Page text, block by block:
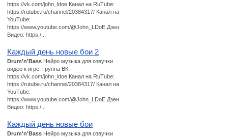
https://vk.com/john_ldoe Канал на RuTube:
https://rutube.ru/channel/20384317/ Канал на
YouTube:
https://www.youtube.com/@John_LDoE Дзен
Видео: https:/...
Каждый день новые бои 2
Drum'n'Bass Нейро музыка для озвучки
видео к игре. Группа ВК:
https://vk.com/john_ldoe Канал на RuTube:
https://rutube.ru/channel/20384317/ Канал на
YouTube:
https://www.youtube.com/@John_LDoE Дзен
Видео: https:/...
Каждый день новые бои
Drum'n'Bass Нейро музыка для озвучки